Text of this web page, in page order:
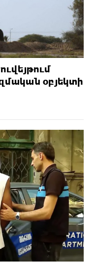
օբյեկտի